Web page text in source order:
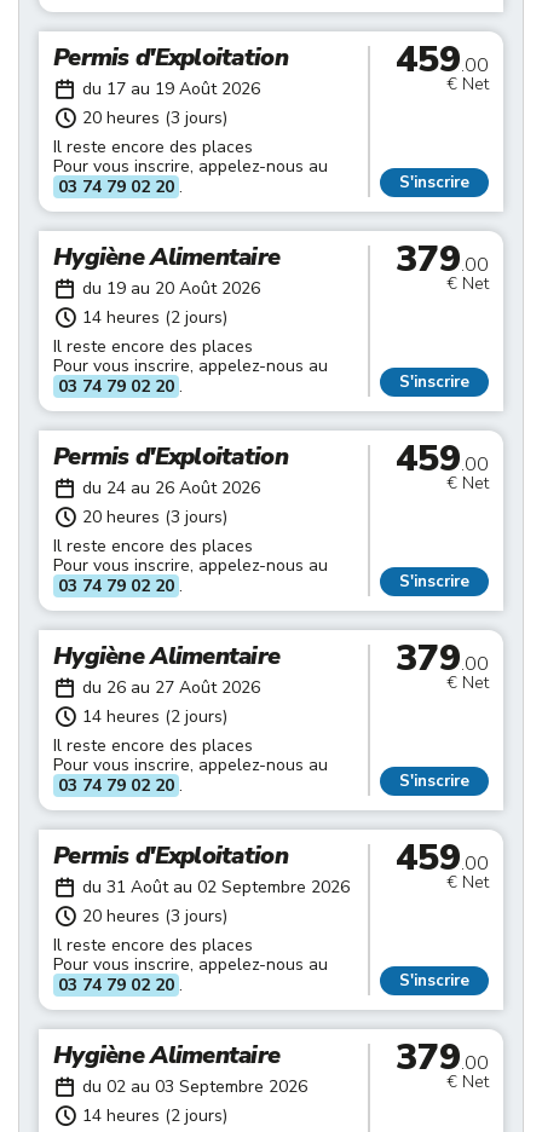
Permis d'Exploitation
du 17 au 19 Août 2026
20 heures (3 jours)
Il reste encore des places
Pour vous inscrire, appelez-nous au
03 74 79 02 20 .
459.00
€ Net
S'inscrire
Hygiène Alimentaire
du 19 au 20 Août 2026
14 heures (2 jours)
Il reste encore des places
Pour vous inscrire, appelez-nous au
03 74 79 02 20 .
379.00
€ Net
S'inscrire
Permis d'Exploitation
du 24 au 26 Août 2026
20 heures (3 jours)
Il reste encore des places
Pour vous inscrire, appelez-nous au
03 74 79 02 20 .
459.00
€ Net
S'inscrire
Hygiène Alimentaire
du 26 au 27 Août 2026
14 heures (2 jours)
Il reste encore des places
Pour vous inscrire, appelez-nous au
03 74 79 02 20 .
379.00
€ Net
S'inscrire
Permis d'Exploitation
du 31 Août au 02 Septembre 2026
20 heures (3 jours)
Il reste encore des places
Pour vous inscrire, appelez-nous au
03 74 79 02 20 .
459.00
€ Net
S'inscrire
Hygiène Alimentaire
du 02 au 03 Septembre 2026
14 heures (2 jours)
379.00
€ Net